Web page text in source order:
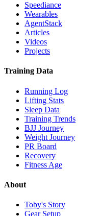
Speediance
Wearables
AgentStack
Articles
Videos
Projects
Training Data
Running Log
Lifting Stats
Sleep Data
Training Trends
BJJ Journey
Weight Journey
PR Board
Recovery
Fitness Age
About
Toby's Story
Gear Setup